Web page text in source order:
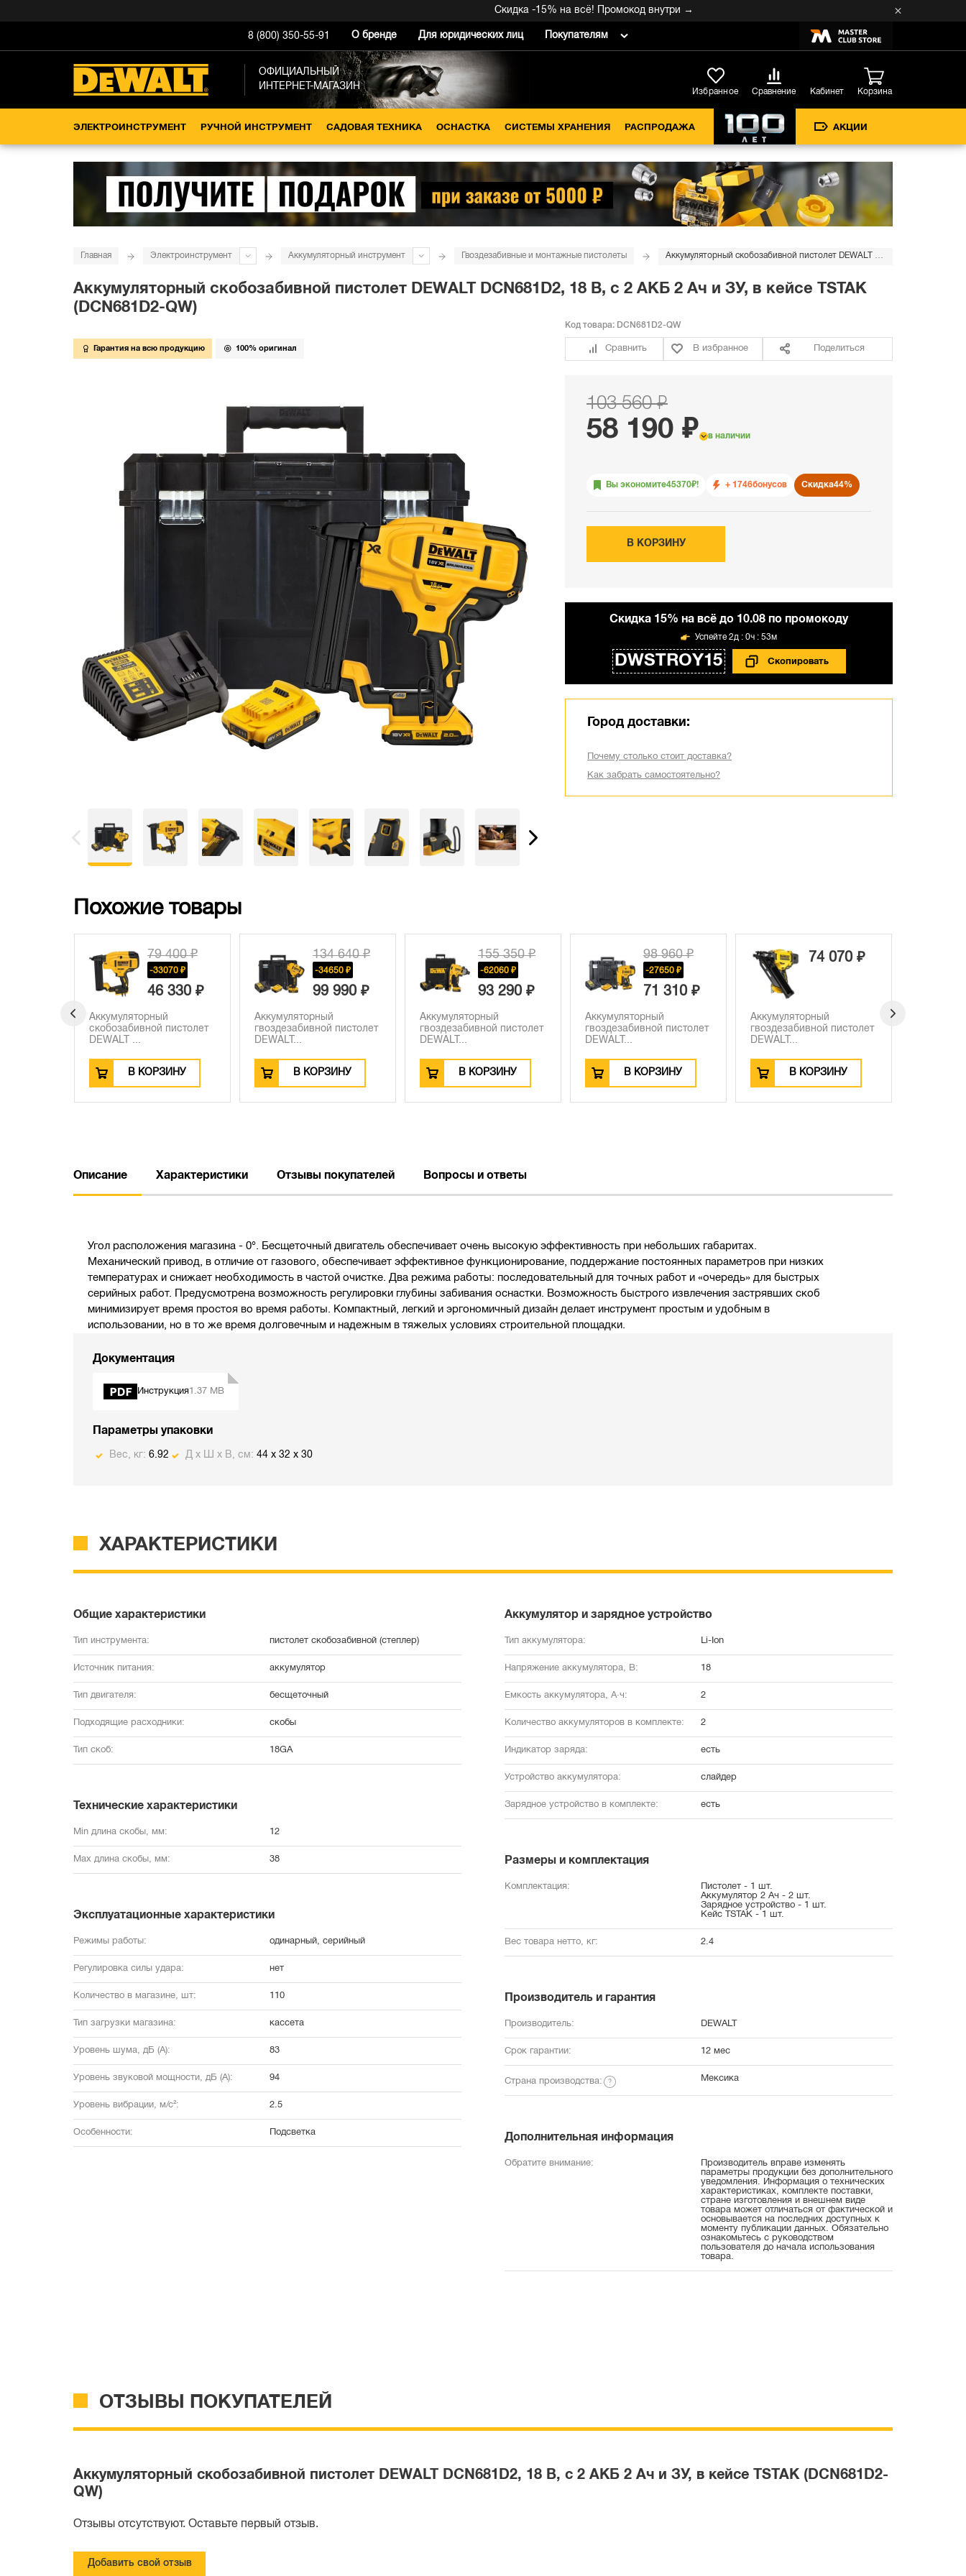
Скидка -15% на всё! Промокод внутри →
8 (800) 350-55-91 О бренде Для юридических лиц Покупателям
ОФИЦИАЛЬНЫЙ
ИНТЕРНЕТ-МАГАЗИН
Избранное Сравнение Кабинет Корзина
ЭЛЕКТРОИНСТРУМЕНТ РУЧНОЙ ИНСТРУМЕНТ САДОВАЯ ТЕХНИКА ОСНАСТКА СИСТЕМЫ ХРАНЕНИЯ РАСПРОДАЖА АКЦИИ
Главная Электроинструмент Аккумуляторный инструмент Гвоздезабивные и монтажные пистолеты
Аккумуляторный скобозабивной пистолет DEWALT DCN681D2, 18 В, c 2 АКБ 2 Ач и ЗУ, в кейсе TSTAK
(DCN681D2-QW)
Гарантия на всю продукцию 100% оригинал
Код товара: DCN681D2-QW
Сравнить В избранное Поделиться
103 560 ₽
58 190 ₽ в наличии
Вы экономите45370₽! + 1746бонусов Скидка44%
В КОРЗИНУ
Cкидка 15% на всё до 10.08 по промокоду
DWSTROY15
2д : 0ч : 53м
Город доставки:
Почему столько стоит доставка?
Как забрать самостоятельно?
Похожие товары
134 640 ₽
-34650 ₽
99 990 ₽
Аккумуляторный
гвоздезабивной пистолет
DEWALT...
В КОРЗИНУ
155 350 ₽
-62060 ₽
93 290 ₽
Аккумуляторный
гвоздезабивной пистолет
DEWALT...
В КОРЗИНУ
98 960 ₽
-27650 ₽
71 310 ₽
Аккумуляторный
гвоздезабивной пистолет
DEWALT...
В КОРЗИНУ
74 070 ₽
Аккумуляторный
гвоздезабивной пистолет
DEWALT...
В КОРЗИНУ
74 800 ₽
Аккумуляторный
гвоздезабивной пистолет
DEWALT...
В КОРЗИНУ
Описание Характеристики Отзывы покупателей Вопросы и ответы
Угол расположения магазина - 0°. Бесщеточный двигатель обеспечивает очень высокую эффективность при небольших габаритах.
Механический привод, в отличие от газового, обеспечивает эффективное функционирование, поддержание постоянных параметров при низких
температурах и снижает необходимость в частой очистке. Два режима работы: последовательный для точных работ и «очередь» для быстрых
серийных работ. Предусмотрена возможность регулировки глубины забивания оснастки. Возможность быстрого извлечения застрявших скоб
минимизирует время простоя во время работы. Компактный, легкий и эргономичный дизайн делает инструмент простым и удобным в
использовании, но в то же время долговечным и надежным в тяжелых условиях строительной площадки.
Документация
Инструкция1.37 MB
Параметры упаковки
Вес, кг: 6.92 Д х Ш х В, см: 44 x 32 x 30
ХАРАКТЕРИСТИКИ
Общие характеристики
Тип инструмента: пистолет скобозабивной (степлер)
Источник питания: аккумулятор
Тип двигателя: бесщеточный
Подходящие расходники: скобы
Тип скоб: 18GA
Технические характеристики
Min длина скобы, мм: 12
Max длина скобы, мм: 38
Эксплуатационные характеристики
Режимы работы: одинарный, серийный
Регулировка силы удара: нет
Количество в магазине, шт: 110
Тип загрузки магазина: кассета
Уровень шума, дБ (А): 83
Уровень звуковой мощности, дБ (А): 94
Уровень вибрации, м/с²: 2.5
Особенности: Подсветка
Аккумулятор и зарядное устройство
Тип аккумулятора: Li-Ion
Напряжение аккумулятора, В: 18
Емкость аккумулятора, А·ч: 2
Количество аккумуляторов в комплекте: 2
Индикатор заряда: есть
Устройство аккумулятора: слайдер
Зарядное устройство в комплекте: есть
Размеры и комплектация
Комплектация:
Пистолет - 1 шт.
Аккумулятор 2 Ач - 2 шт.
Зарядное устройство - 1 шт.
Кейс TSTAK - 1 шт.
Вес товара нетто, кг: 2.4
Производитель и гарантия
Производитель: DEWALT
Срок гарантии: 12 мес
Страна производства: Мексика
Дополнительная информация
Обратите внимание:
Производитель вправе изменять
параметры продукции без дополнительного
уведомления. Информация о технических
характеристиках, комплекте поставки,
стране изготовления и внешнем виде
товара может отличаться от фактической и
основывается на последних доступных к
моменту публикации данных. Обязательно
ознакомьтесь с руководством
пользователя до начала использования
товара.
ОТЗЫВЫ ПОКУПАТЕЛЕЙ
Аккумуляторный скобозабивной пистолет DEWALT DCN681D2, 18 В, c 2 АКБ 2 Ач и ЗУ, в кейсе TSTAK (DCN681D2-
QW)
Отзывы отсутствуют. Оставьте первый отзыв.
Добавить свой отзыв